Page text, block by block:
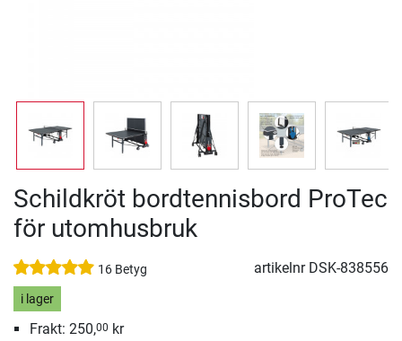
Schildkröt bordtennisbord ProTec
för utomhusbruk
16 Betyg artikelnr DSK-838556
i lager
Frakt: 250,00 kr